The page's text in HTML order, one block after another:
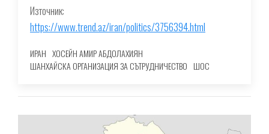
Източник:
https://www.trend.az/iran/politics/3756394.html
ИРАН ХОСЕЙН АМИР АБДОЛАХИЯН
ШАНХАЙСКА ОРГАНИЗАЦИЯ ЗА СЪТРУДНИЧЕСТВО ШОС